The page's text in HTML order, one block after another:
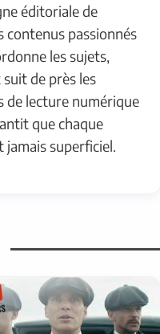
éditoriale de
contenus passionnés
les sujets,
de près les
de lecture numérique
que chaque
jamais superficiel.